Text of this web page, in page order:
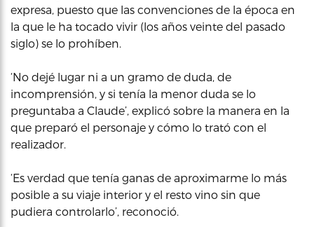
expresa, puesto que las convenciones de la época en
la que le ha tocado vivir (los años veinte del pasado
siglo) se lo prohíben.
‘No dejé lugar ni a un gramo de duda, de
incomprensión, y si tenía la menor duda se lo
preguntaba a Claude’, explicó sobre la manera en la
que preparó el personaje y cómo lo trató con el
realizador.
‘Es verdad que tenía ganas de aproximarme lo más
posible a su viaje interior y el resto vino sin que
pudiera controlarlo’, reconoció.